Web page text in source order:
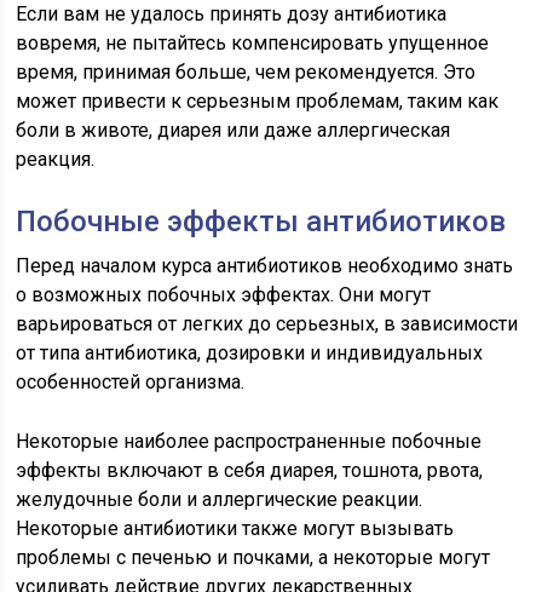
Если вам не удалось принять дозу антибиотика
вовремя, не пытайтесь компенсировать упущенное
время, принимая больше, чем рекомендуется. Это
может привести к серьезным проблемам, таким как
боли в животе, диарея или даже аллергическая
реакция.
Побочные эффекты антибиотиков
Перед началом курса антибиотиков необходимо знать
о возможных побочных эффектах. Они могут
варьироваться от легких до серьезных, в зависимости
от типа антибиотика, дозировки и индивидуальных
особенностей организма.
Некоторые наиболее распространенные побочные
эффекты включают в себя диарея, тошнота, рвота,
желудочные боли и аллергические реакции.
Некоторые антибиотики также могут вызывать
проблемы с печенью и почками, а некоторые могут
усиливать действие других лекарственных